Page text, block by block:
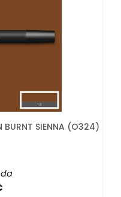
BURNT SIENNA (O324)